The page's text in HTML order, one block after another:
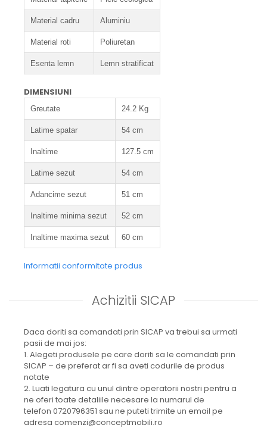
Material cadru Aluminiu
Material roti Poliuretan
Esenta lemn Lemn stratificat
DIMENSIUNI
Greutate 24.2 Kg
Latime spatar 54 cm
Inaltime 127.5 cm
Latime sezut 54 cm
Adancime sezut 51 cm
Inaltime minima sezut 52 cm
Inaltime maxima sezut 60 cm
Informatii conformitate produs
Achizitii SICAP
Daca doriti sa comandati prin SICAP va trebui sa urmati
pasii de mai jos:
1. Alegeti produsele pe care doriti sa le comandati prin
SICAP – de preferat ar fi sa aveti codurile de produs
notate
2. Luati legatura cu unul dintre operatorii nostri pentru a
ne oferi toate detaliile necesare la numarul de
telefon 0720796351 sau ne puteti trimite un email pe
adresa comenzi@conceptmobili.ro